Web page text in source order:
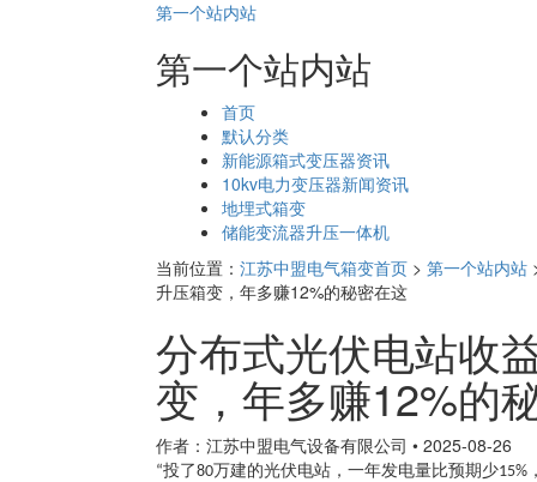
第一个站内站
第一个站内站
首页
默认分类
新能源箱式变压器资讯
10kv电力变压器新闻资讯
地埋式箱变
储能变流器升压一体机
当前位置： 江苏中盟电气箱变首页 > 第一个站内站
升压箱变，年多赚12%的秘密在这
分布式光伏电站收
变，年多赚12%的
作者：江苏中盟电气设备有限公司 • 2025-08-26
“投了80万建的光伏电站，一年发电量比预期少15%